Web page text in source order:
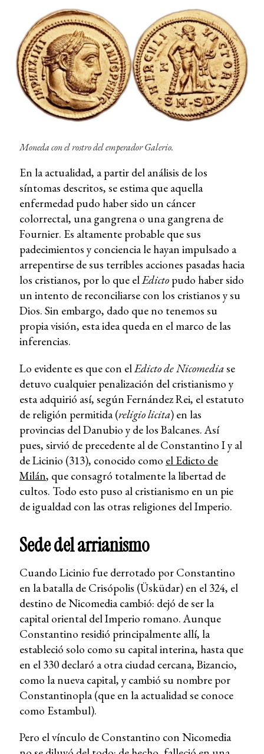
Moneda con el rostro del emperador Galerio.
En la actualidad, a partir del análisis de los
síntomas descritos, se estima que aquella
enfermedad pudo haber sido un cáncer
colorrectal, una gangrena o una gangrena de
Fournier. Es altamente probable que sus
padecimientos y conciencia le hayan impulsado a
arrepentirse de sus terribles acciones pasadas hacia
los cristianos, por lo que elEdictopudo haber sido
un intento de reconciliarse con los cristianos y su
Dios. Sin embargo, dado que no tenemos su
propia visión, esta idea queda en el marco de las
inferencias.
Lo evidente es que con elEdicto de Nicomediase
detuvo cualquier penalización del cristianismo y
esta adquirió así, según Fernández Rei, el estatuto
de religión permitida (religio licita) en las
provincias del Danubio y de los Balcanes. Así
pues, sirvió de precedente al de Constantino I y al
de Licinio (313), conocido como el Edicto de
Milán, que consagró totalmente la libertad de
cultos. Todo esto puso al cristianismo en un pie
de igualdad con las otras religiones del Imperio.
Sede del arrianismo
Cuando Licinio fue derrotado por Constantino
en la batalla de Crisópolis (Üsküdar) en el 324, el
destino de Nicomedia cambió: dejó de ser la
capital oriental del Imperio romano. Aunque
Constantino residió principalmente allí, la
estableció solo como su capital interina, hasta que
en el 330 declaró a otra ciudad cercana, Bizancio,
como la nueva capital, y cambió su nombre por
Constantinopla (que en la actualidad se conoce
como Estambul).
Pero el vínculo de Constantino con Nicomedia